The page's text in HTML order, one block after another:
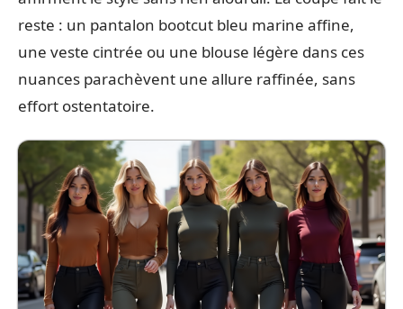
reste : un pantalon bootcut bleu marine affine,
une veste cintrée ou une blouse légère dans ces
nuances parachèvent une allure raffinée, sans
effort ostentatoire.